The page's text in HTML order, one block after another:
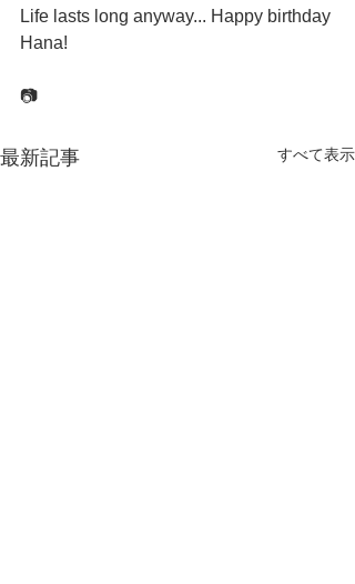
Life lasts long anyway... Happy birthday
Hana!
📷
最新記事 すべて表示